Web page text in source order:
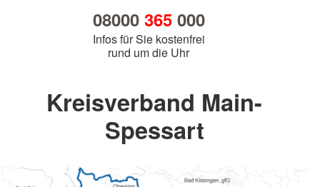
08000 365000
Infos für Sie kostenfrei
rund um die Uhr
Kreisverband Main-
Spessart